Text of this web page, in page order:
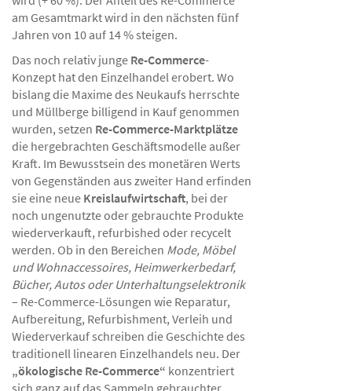
am Gesamtmarkt wird in den nächsten fünf
Jahren von 10 auf 14 % steigen.
Das noch relativ junge Re-Commerce-
Konzept hat den Einzelhandel erobert. Wo
bislang die Maxime des Neukaufs herrschte
und Müllberge billigend in Kauf genommen
wurden, setzen Re-Commerce-Marktplätze
die hergebrachten Geschäftsmodelle außer
Kraft. Im Bewusstsein des monetären Werts
von Gegenständen aus zweiter Hand erfinden
sie eine neue Kreislaufwirtschaft, bei der
noch ungenutzte oder gebrauchte Produkte
wiederverkauft, refurbished oder recycelt
werden. Ob in den Bereichen Mode, Möbel
und Wohnaccessoires, Heimwerkerbedarf,
Bücher, Autos oder Unterhaltungselektronik
– Re-Commerce-Lösungen wie Reparatur,
Aufbereitung, Refurbishment, Verleih und
Wiederverkauf schreiben die Geschichte des
traditionell linearen Einzelhandels neu. Der
„ökologische Re-Commerce“ konzentriert